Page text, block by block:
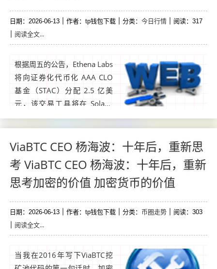
日期：2026-06-13 作者：tp钱包下载 分类： 今日行情 阅读：317
阅读全文...
根据周五的公告，Ethena Labs
将向证券化代币化 AAA CLO
基金（STAC）分配 2.5 亿美
元，该交易工具将在 Solana
上线。STAC是由Securitize与B
NY合作发行的代币化基金，B
NY作为基金基础资产的托管人
问。...
ViaBTC CEO 杨海波：十年后，重新思
考 ViaBTC CEO 杨海波：十年后，重新
思考加密的价值 加密货币的价值
日期：2026-06-13 作者：tp钱包下载 分类： 币圈走势 阅读：303
阅读全文...
当我在2016年写下ViaBTC挖